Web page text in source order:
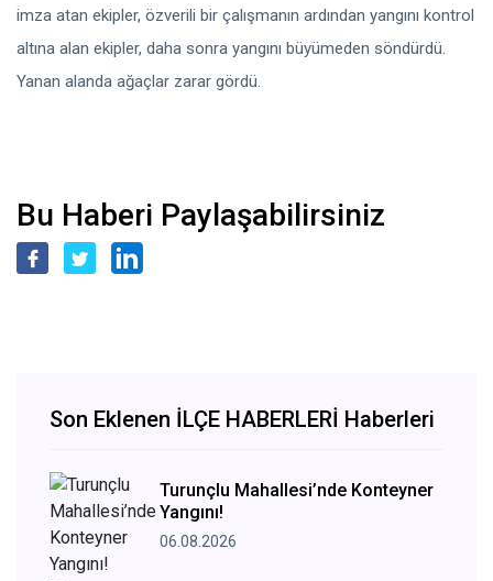
imza atan ekipler, özverili bir çalışmanın ardından yangını kontrol
altına alan ekipler, daha sonra yangını büyümeden söndürdü.
Yanan alanda ağaçlar zarar gördü.
Bu Haberi Paylaşabilirsiniz
Son Eklenen İLÇE HABERLERİ Haberleri
Turunçlu Mahallesi’nde Konteyner
Yangını!
06.08.2026